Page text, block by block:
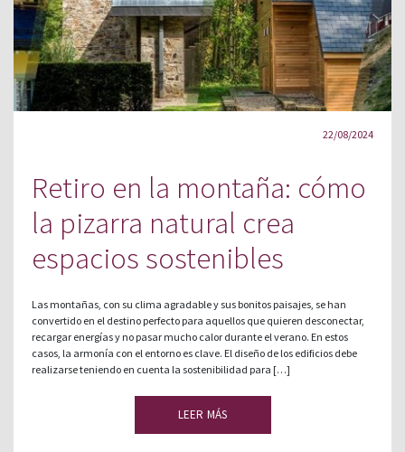
22/08/2024
Retiro en la montaña: cómo
la pizarra natural crea
espacios sostenibles
Las montañas, con su clima agradable y sus bonitos paisajes, se han
convertido en el destino perfecto para aquellos que quieren desconectar,
recargar energías y no pasar mucho calor durante el verano. En estos
casos, la armonía con el entorno es clave. El diseño de los edificios debe
realizarse teniendo en cuenta la sostenibilidad para […]
LEER MÁS